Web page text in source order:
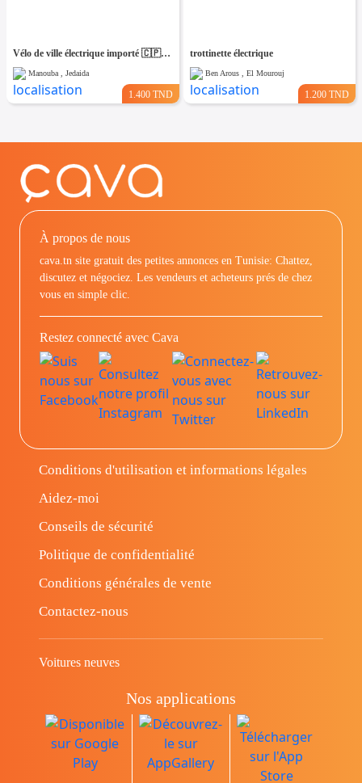
Vélo de ville électrique importé 🇨🇵 26pouces
Manouba , Jedaida
1.400 TND
trottinette électrique
Ben Arous , El Mourouj
1.200 TND
À propos de nous
cava.tn site gratuit des petites annonces en Tunisie: Chattez,
discutez et négociez. Les vendeurs et acheteurs prés de chez
vous en simple clic.
Restez connecté avec Cava
Conditions d'utilisation et informations légales
Aidez-moi
Conseils de sécurité
Politique de confidentialité
Conditions générales de vente
Contactez-nous
Voitures neuves
Nos applications